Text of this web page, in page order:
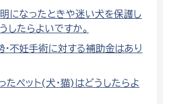
になったときや迷い犬を保護し
したらよいですか。
・不妊手術に対する補助金はあり
たペット(犬・猫)はどうしたらよ